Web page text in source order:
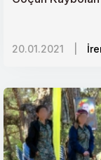
20.01.2021